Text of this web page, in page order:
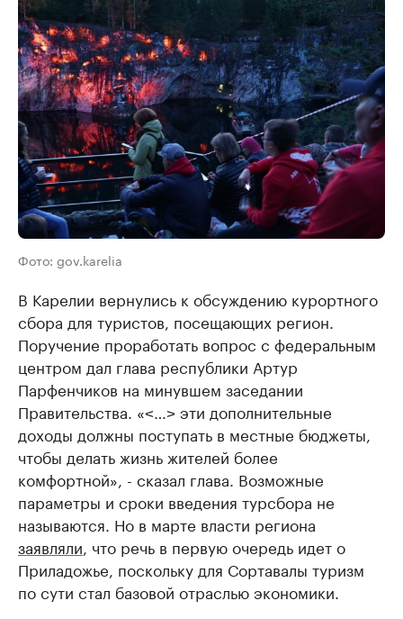
Фото: gov.karelia
В Карелии вернулись к обсуждению курортного
сбора для туристов, посещающих регион.
Поручение проработать вопрос с федеральным
центром дал глава республики Артур
Парфенчиков на минувшем заседании
Правительства. «˂…˃ эти дополнительные
доходы должны поступать в местные бюджеты,
чтобы делать жизнь жителей более
комфортной», - сказал глава. Возможные
параметры и сроки введения турсбора не
называются. Но в марте власти региона
заявляли , что речь в первую очередь идет о
Приладожье, поскольку для Сортавалы туризм
по сути стал базовой отраслью экономики.